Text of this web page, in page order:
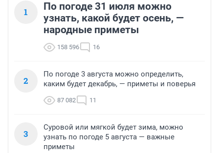
1
По погоде 31 июля можно
узнать, какой будет осень, —
народные приметы
158 596 16
2
По погоде 3 августа можно определить,
каким будет декабрь, — приметы и поверья
87 082 11
3
Суровой или мягкой будет зима, можно
узнать по погоде 5 августа — важные
приметы